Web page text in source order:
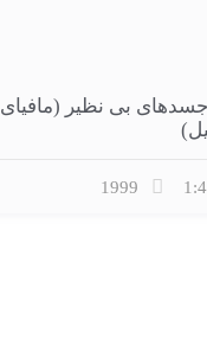
بی نظیر (مافیای
1999